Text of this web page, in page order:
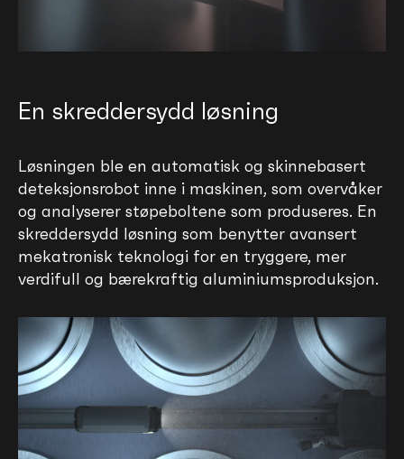
En skreddersydd løsning
Løsningen ble en automatisk og skinnebasert
deteksjonsrobot inne i maskinen, som overvåker
og analyserer støpeboltene som produseres. En
skreddersydd løsning som benytter avansert
mekatronisk teknologi for en tryggere, mer
verdifull og bærekraftig aluminiumsproduksjon.